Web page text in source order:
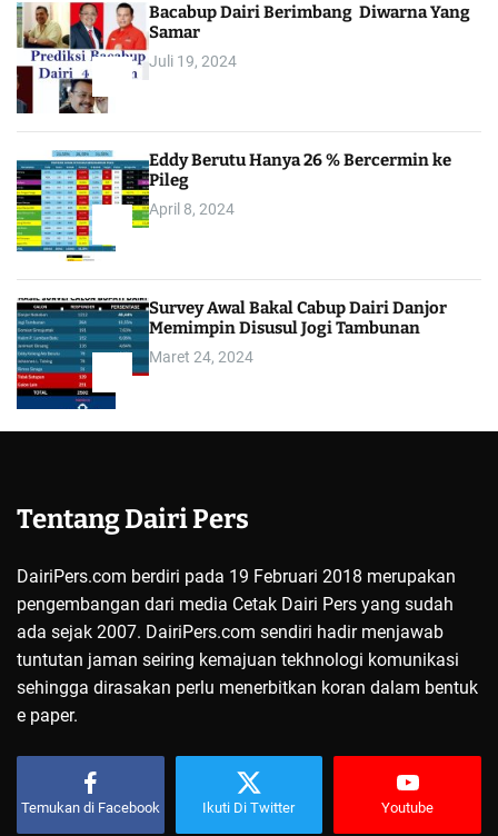
Bacabup Dairi Berimbang Diwarna Yang
Samar
Juli 19, 2024
Eddy Berutu Hanya 26 % Bercermin ke
Pileg
April 8, 2024
Survey Awal Bakal Cabup Dairi Danjor
Memimpin Disusul Jogi Tambunan
Maret 24, 2024
Tentang Dairi Pers
DairiPers.com berdiri pada 19 Februari 2018 merupakan
pengembangan dari media Cetak Dairi Pers yang sudah
ada sejak 2007. DairiPers.com sendiri hadir menjawab
tuntutan jaman seiring kemajuan tekhnologi komunikasi
sehingga dirasakan perlu menerbitkan koran dalam bentuk
e paper.
Temukan di Facebook Ikuti Di Twitter Youtube